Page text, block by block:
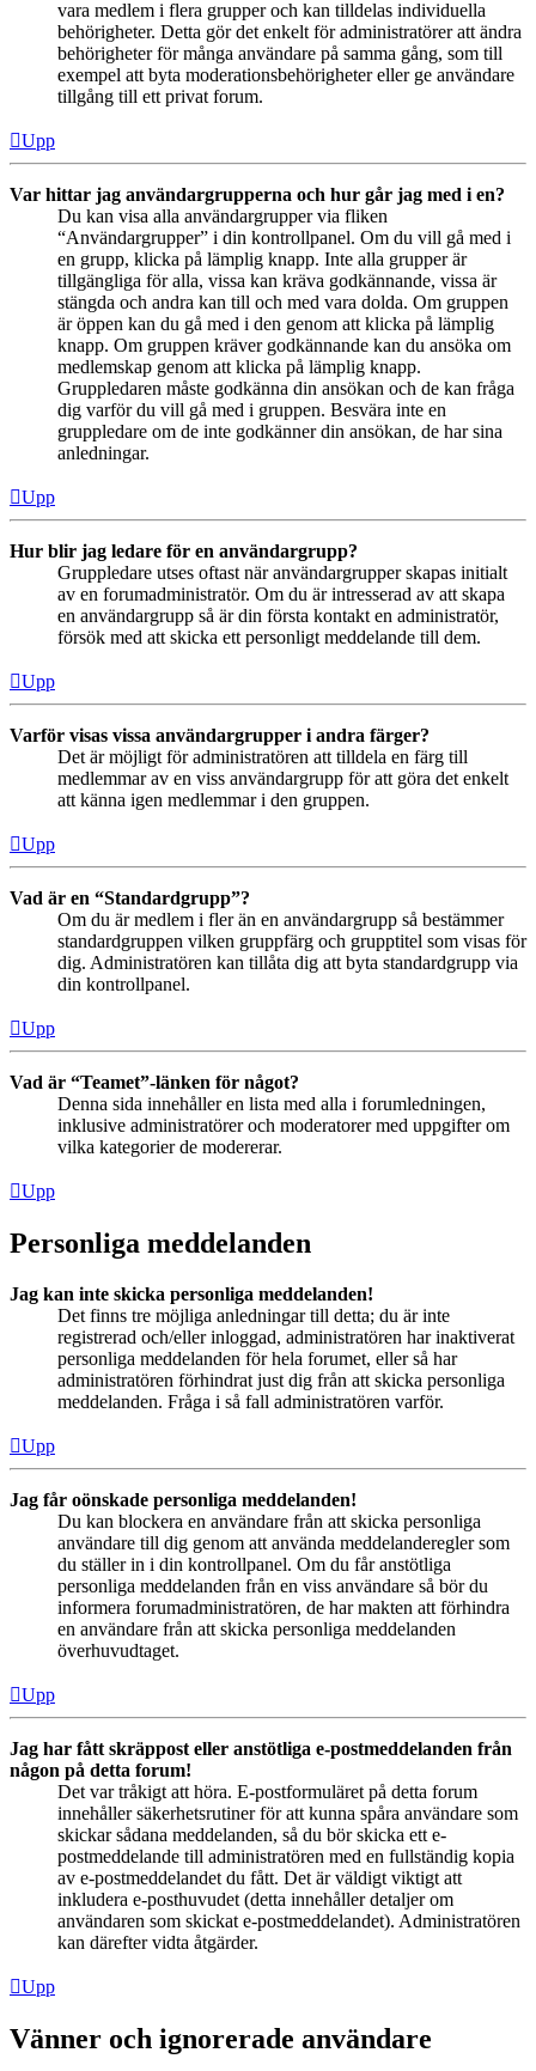
vara medlem i flera grupper och kan tilldelas individuella
behörigheter. Detta gör det enkelt för administratörer att ändra
behörigheter för många användare på samma gång, som till
exempel att byta moderationsbehörigheter eller ge användare
tillgång till ett privat forum.
Upp
Var hittar jag användargrupperna och hur går jag med i en?
Du kan visa alla användargrupper via fliken
“Användargrupper” i din kontrollpanel. Om du vill gå med i
en grupp, klicka på lämplig knapp. Inte alla grupper är
tillgängliga för alla, vissa kan kräva godkännande, vissa är
stängda och andra kan till och med vara dolda. Om gruppen
är öppen kan du gå med i den genom att klicka på lämplig
knapp. Om gruppen kräver godkännande kan du ansöka om
medlemskap genom att klicka på lämplig knapp.
Gruppledaren måste godkänna din ansökan och de kan fråga
dig varför du vill gå med i gruppen. Besvära inte en
gruppledare om de inte godkänner din ansökan, de har sina
anledningar.
Upp
Hur blir jag ledare för en användargrupp?
Gruppledare utses oftast när användargrupper skapas initialt
av en forumadministratör. Om du är intresserad av att skapa
en användargrupp så är din första kontakt en administratör,
försök med att skicka ett personligt meddelande till dem.
Upp
Varför visas vissa användargrupper i andra färger?
Det är möjligt för administratören att tilldela en färg till
medlemmar av en viss användargrupp för att göra det enkelt
att känna igen medlemmar i den gruppen.
Upp
Vad är en “Standardgrupp”?
Om du är medlem i fler än en användargrupp så bestämmer
standardgruppen vilken gruppfärg och grupptitel som visas för
dig. Administratören kan tillåta dig att byta standardgrupp via
din kontrollpanel.
Upp
Vad är “Teamet”-länken för något?
Denna sida innehåller en lista med alla i forumledningen,
inklusive administratörer och moderatorer med uppgifter om
vilka kategorier de modererar.
Upp
Personliga meddelanden
Jag kan inte skicka personliga meddelanden!
Det finns tre möjliga anledningar till detta; du är inte
registrerad och/eller inloggad, administratören har inaktiverat
personliga meddelanden för hela forumet, eller så har
administratören förhindrat just dig från att skicka personliga
meddelanden. Fråga i så fall administratören varför.
Upp
Jag får oönskade personliga meddelanden!
Du kan blockera en användare från att skicka personliga
användare till dig genom att använda meddelanderegler som
du ställer in i din kontrollpanel. Om du får anstötliga
personliga meddelanden från en viss användare så bör du
informera forumadministratören, de har makten att förhindra
en användare från att skicka personliga meddelanden
överhuvudtaget.
Upp
Jag har fått skräppost eller anstötliga e-postmeddelanden från
någon på detta forum!
Det var tråkigt att höra. E-postformuläret på detta forum
innehåller säkerhetsrutiner för att kunna spåra användare som
skickar sådana meddelanden, så du bör skicka ett e-
postmeddelande till administratören med en fullständig kopia
av e-postmeddelandet du fått. Det är väldigt viktigt att
inkludera e-posthuvudet (detta innehåller detaljer om
användaren som skickat e-postmeddelandet). Administratören
kan därefter vidta åtgärder.
Upp
Vänner och ignorerade användare